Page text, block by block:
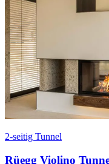
2-seitig Tunnel
Rüegg Violino